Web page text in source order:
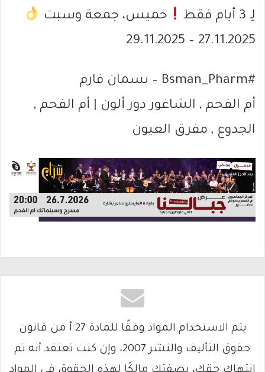
لِـ 3 أيام فقط
خميس، جمعة وسبت
27.11.2025 – 29.11.2025
#Bsman_Pharm – بسمان فارم
أم الفحم , الشاغور دور ألون | أم الفحم ,
الجدوع , مفرق العيون
يتم الاستخدام المواد وفقًا للمادة 27 أ من قانون
حقوق التأليف والنشر 2007، وإن كنت تعتقد أنه تم